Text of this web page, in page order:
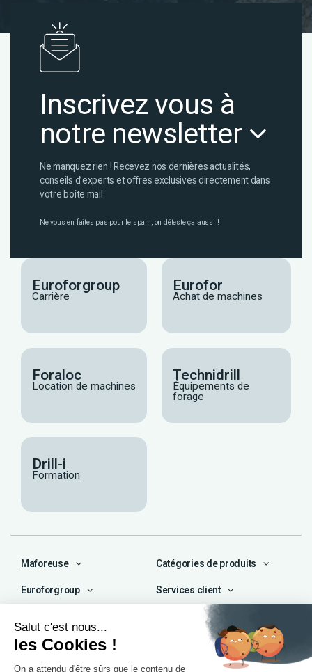
Inscrivez vous à
notre newsletter
Ne manquez rien ! Recevez nos dernières actualités,
conseils d’experts et offres exclusives directement dans
votre boîte mail.
Ne vous en faites pas pour le spam, on déteste ça aussi !
Euroforgroup
Carrière
Eurofor
Achat de machines
Foraloc
Location de machines
Technidrill
Équipements de
forage
Drill-i
Formation
Maforeuse Catégories de produits
Euroforgroup Services client
contact@maforeuse.com